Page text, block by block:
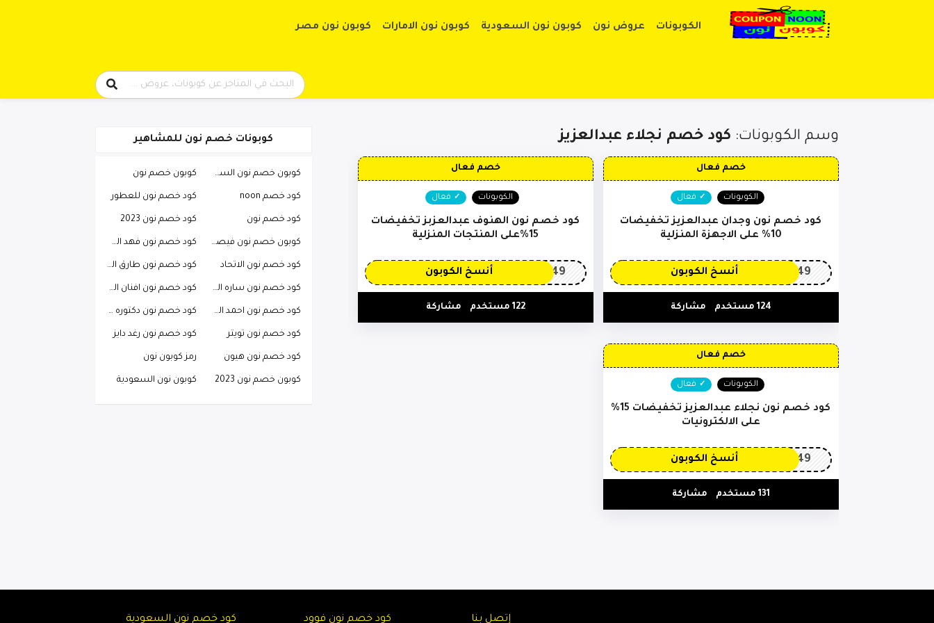
الكوبونات عروض نون كوبون نون السعودية كوبون نون الامارات كوبون نون مصر
وسم الكوبونات: كود خصم نجلاء عبدالعزيز
خصم فعال
الكوبونات فعال
كود خصم نون وجدان عبدالعزيز تخفيضات
10% على الاجهزة المنزلية
OP149 أنسخ الكوبون
124 مستخدم مشاركة
خصم فعال
الكوبونات فعال
كود خصم نون الهنوف عبدالعزبز تخفيضات
15%على المنتجات المنزلية
OP149 أنسخ الكوبون
122 مستخدم مشاركة
خصم فعال
الكوبونات فعال
كود خصم نون نجلاء عبدالعزيز تخفيضات 15%
على الالكترونيات
OP149 أنسخ الكوبون
131 مستخدم مشاركة
كوبونات خصم نون للمشاهير
كوبون خصم نون السعودية كوبون خصم نون
كود خصم noon كود خصم نون للعطور
كود خصم نون كود خصم نون 2023
كوبون خصم نون فيصل السيف كود خصم نون فهد العرادي
كود خصم نون الاتحاد كود خصم نون طارق الحربي
كود خصم نون ساره الودعاني كود خصم نون افنان الباتل
كود خصم نون احمد البارقي كود خصم نون دكتوره خلود
كود خصم نون تويتر كود خصم نون رغد دايز
كود خصم نون هيون رمز كوبون نون
كوبون خصم نون 2023 كوبون نون السعودية
إتصل بنا كود خصم نون فوود كود خصم نون السعودية